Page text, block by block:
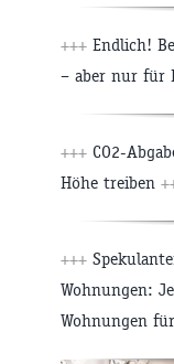
+++ Endlich!
– aber nur für
+++ CO2-
Höhe treiben
+++
Wohnungen:
Wohnungen